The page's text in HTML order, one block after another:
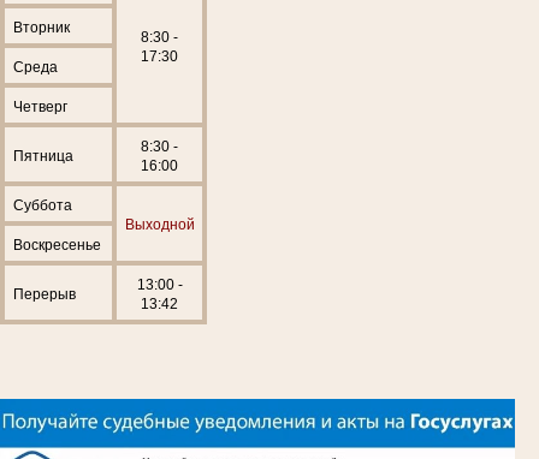
8:30 -
17:30
Вторник
Среда
Четверг
Пятница
8:30 -
16:00
Суббота
Выходной
Воскресенье
Перерыв
13:00 -
13:42